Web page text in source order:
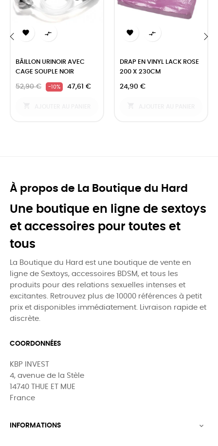
 
BÂILLON URINOIR AVEC
CAGE SOUPLE NOIR
52,90 € -10% 47,61 €
 
DRAP EN VINYL LACK ROSE
200 X 230CM
24,90 €
À propos de La Boutique du Hard
Une boutique en ligne de sextoys
et accessoires pour toutes et
tous
La Boutique du Hard est une boutique de vente en
ligne de Sextoys, accessoires BDSM, et tous les
produits pour des relations sexuelles intenses et
excitantes. Retrouvez plus de 10000 références à petit
prix et disponibles immédiatement. Livraison rapide et
discrète.
COORDONNÉES
KBP INVEST
4, avenue de la Stèle
14740 THUE ET MUE
France
INFORMATIONS 